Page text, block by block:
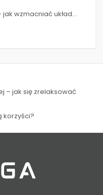
wzmacniać układ...
– jak się zrelaksować
korzyści?